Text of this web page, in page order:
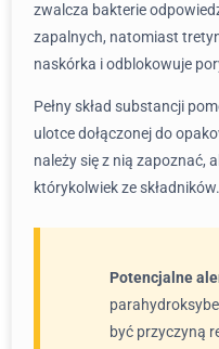
zwalcza bakterie
zapalnych, natomiast
naskórka i odblokowuje
Pełny skład substancji
ulotce dołączonej do
należy się z nią zapoznać,
którykolwiek ze składników.
Potencjalne
być przyczyną